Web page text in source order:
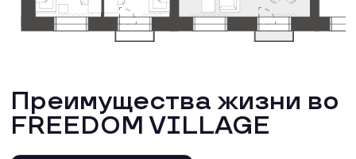
Преимущества жизни во
FREEDOM VILLAGE